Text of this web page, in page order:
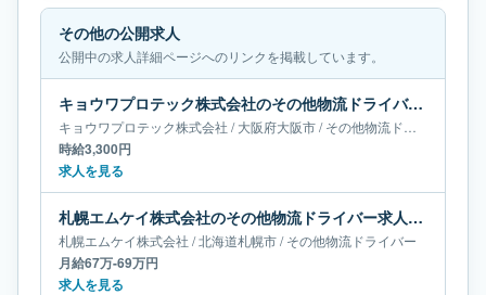
その他の公開求人
公開中の求人詳細ページへのリンクを掲載しています。
キョウワプロテック株式会社のその他物流ドライバー求人｜大阪府大阪市
キョウワプロテック株式会社 /大阪府大阪市/その他物流ドライバー
時給3,300円
求人を見る
札幌エムケイ株式会社のその他物流ドライバー求人｜北海道札幌市｜月給67万-69万円
札幌エムケイ株式会社 /北海道札幌市/その他物流ドライバー
月給67万-69万円
求人を見る